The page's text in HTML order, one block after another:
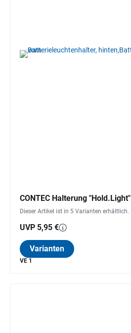
CONTEC Halterung "Hold.Light"
Dieser Artikel ist in 5 Varianten erhältlich.
UVP 5,95 €
Varianten
VE 1